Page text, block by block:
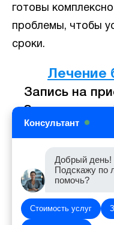
готовы
проблемы, чтобы
сроки.
Лечение
Запись на
Запись на
Консультант
Добрый день!
Подскажу по
помочь?
Стоимость услуг